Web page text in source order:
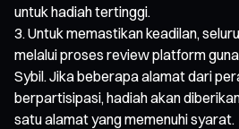
untuk hadiah tertinggi.
Untuk memastikan keadilan,
melalui proses review platform
Sybil. Jika beberapa alamat dari
berpartisipasi, hadiah akan
satu alamat yang memenuhi syarat.